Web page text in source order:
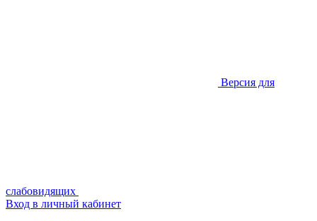
Версия для
слабовидящих
Вход в личный кабинет